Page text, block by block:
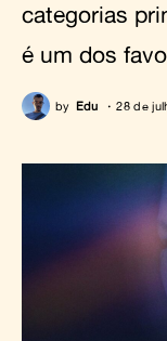
categorias
é um dos
by Edu 28 de